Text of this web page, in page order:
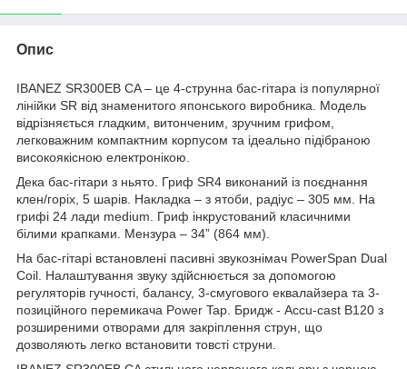
Опис
IBANEZ SR300EB CA – це 4-струнна бас-гітара із популярної
лінійки SR від знаменитого японського виробника. Модель
відрізняється гладким, витонченим, зручним грифом,
легковажним компактним корпусом та ідеально підібраною
високоякісною електронікою.
Дека бас-гітари з ньято. Гриф SR4 виконаний із поєднання
клен/горіх, 5 шарів. Накладка – з ятоби, радіус – 305 мм. На
грифі 24 лади medium. Гриф інкрустований класичними
білими крапками. Мензура – 34” (864 мм).
На бас-гітарі встановлені пасивні звукознімач PowerSpan Dual
Coil. Налаштування звуку здійснюється за допомогою
регуляторів гучності, балансу, 3-смугового еквалайзера та 3-
позиційного перемикача Power Tap. Бридж - Accu-cast B120 з
розширеними отворами для закріплення струн, що
дозволяють легко встановити товсті струни.